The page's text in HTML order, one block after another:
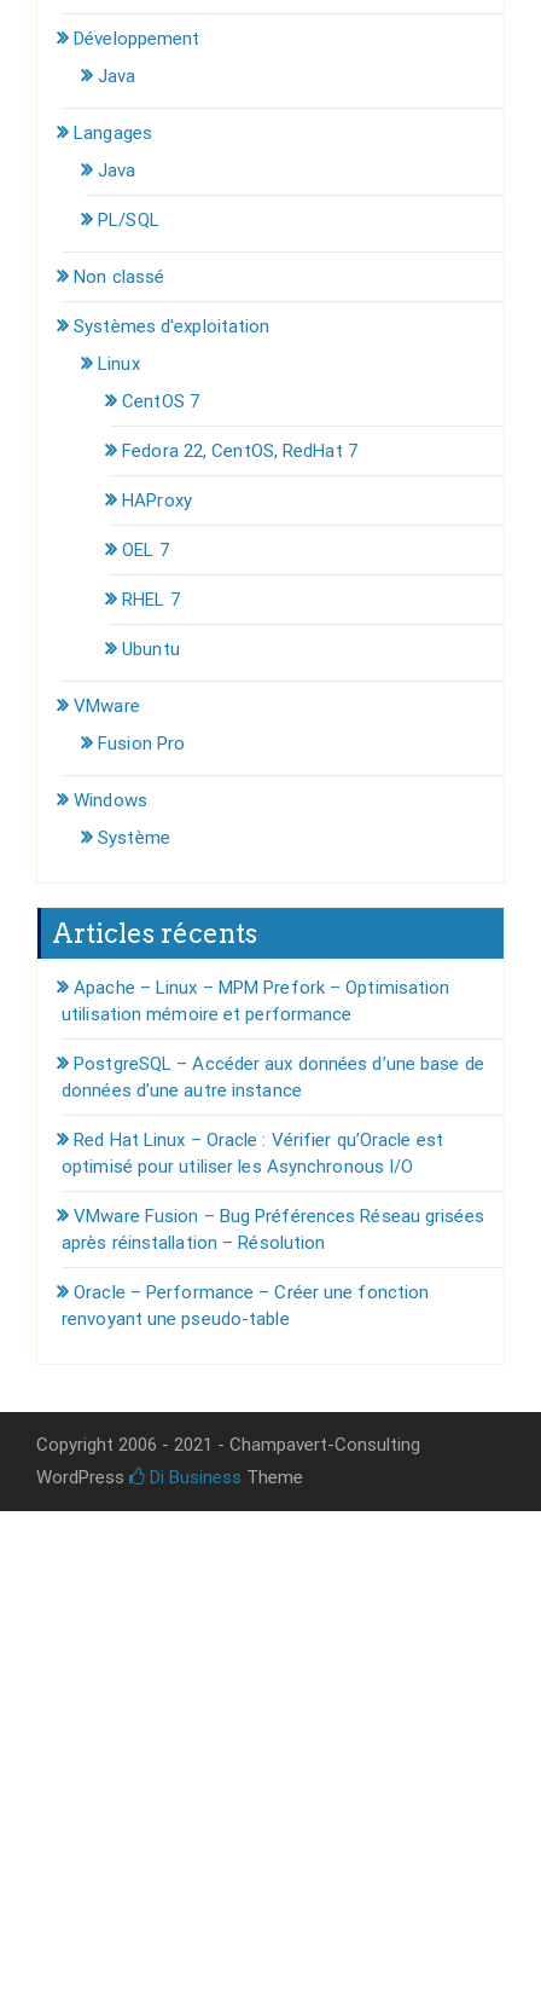
Développement
Java
Langages
Java
PL/SQL
Non classé
Systèmes d'exploitation
Linux
CentOS 7
Fedora 22, CentOS, RedHat 7
HAProxy
OEL 7
RHEL 7
Ubuntu
VMware
Fusion Pro
Windows
Système
Articles récents
Apache – Linux – MPM Prefork – Optimisation
utilisation mémoire et performance
PostgreSQL – Accéder aux données d’une base de
données d’une autre instance
Red Hat Linux – Oracle : Vérifier qu’Oracle est
optimisé pour utiliser les Asynchronous I/O
VMware Fusion – Bug Préférences Réseau grisées
après réinstallation – Résolution
Oracle – Performance – Créer une fonction
renvoyant une pseudo-table
Copyright 2006 - 2021 - Champavert-Consulting
WordPress
Di Business Theme